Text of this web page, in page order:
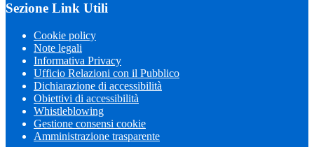
Sezione Link Utili
Cookie policy
Note legali
Informativa Privacy
Ufficio Relazioni con il Pubblico
Dichiarazione di accessibilità
Obiettivi di accessibilità
Whistleblowing
Gestione consensi cookie
Amministrazione trasparente